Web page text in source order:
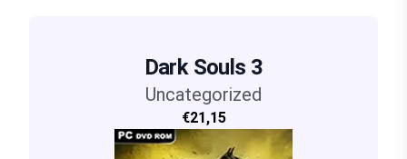
Dark Souls 3
Uncategorized
€21,15